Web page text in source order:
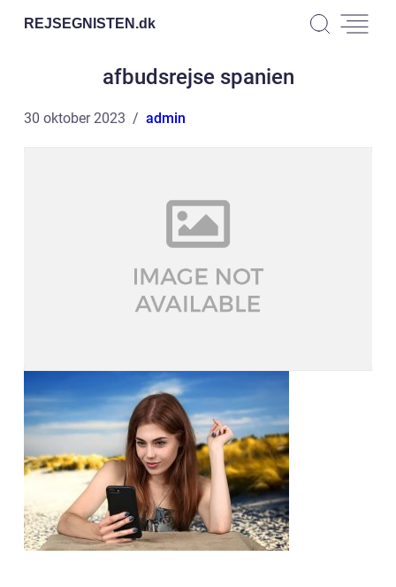
REJSEGNISTEN.dk
afbudsrejse spanien
30 oktober 2023 admin